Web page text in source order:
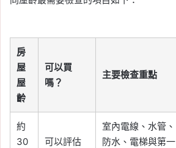
房
屋
屋
齡
可以買
嗎？
主要檢查重點
約
30
可以評估
室內電線、水管、
防水、電梯與第一